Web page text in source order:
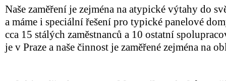
Naše zaměření je zejména na atypické výtahy do
a máme i speciální řešení pro typické panelové
cca 15 stálých zaměstnanců a 10 ostatní
je v Praze a naše činnost je zaměřené zejména na